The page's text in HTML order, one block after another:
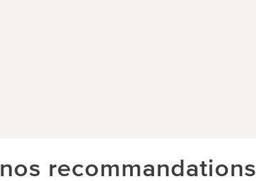
nos recommandations